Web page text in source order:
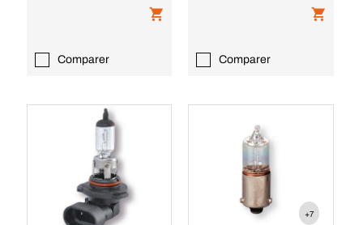
Comparer Comparer
+7